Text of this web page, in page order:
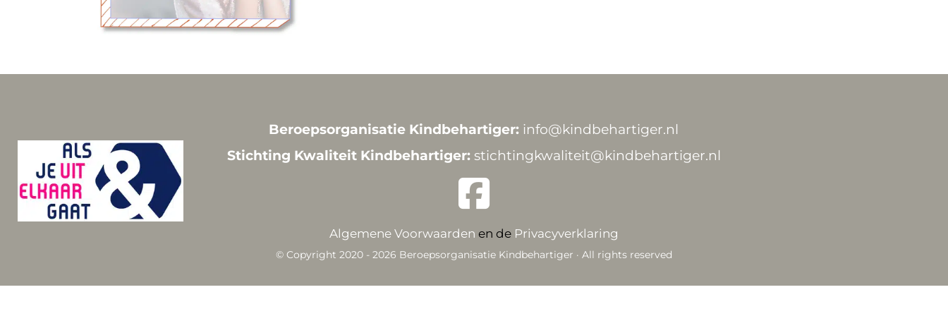
Beroepsorganisatie Kindbehartiger: info@kindbehartiger.nl
Stichting Kwaliteit Kindbehartiger: stichtingkwaliteit@kindbehartiger.nl
Algemene Voorwaarden en de Privacyverklaring
© Copyright 2020 - 2026 Beroepsorganisatie Kindbehartiger · All rights reserved